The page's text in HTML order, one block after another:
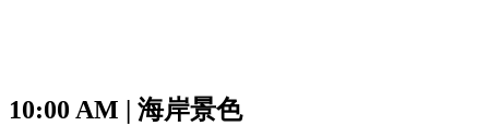
10:00 AM | 海岸景色